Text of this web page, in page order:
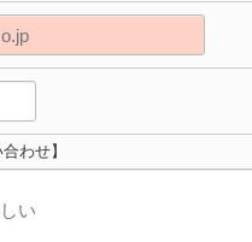
わせ】